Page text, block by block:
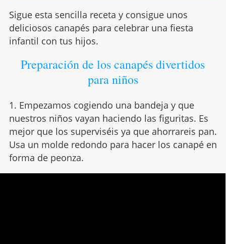
Sigue esta sencilla receta y consigue unos
deliciosos canapés para celebrar una fiesta
infantil con tus hijos.
Preparación de los canapés divertidos
para niños
1. Empezamos cogiendo una bandeja y que
nuestros niños vayan haciendo las figuritas. Es
mejor que los superviséis ya que ahorrareis pan.
Usa un molde redondo para hacer los canapé en
forma de peonza.